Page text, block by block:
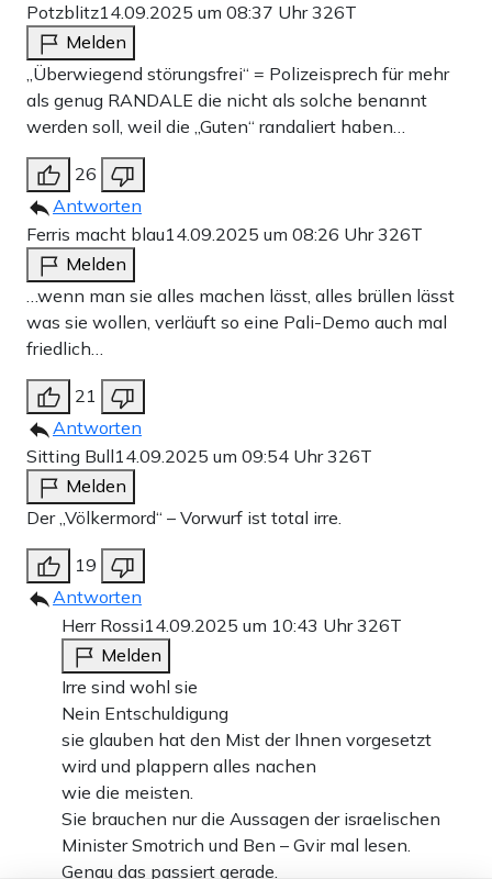
Potzblitz14.09.2025 um 08:37 Uhr326T
Melden
„Überwiegend störungsfrei“ = Polizeisprech für mehr
als genug RANDALE die nicht als solche benannt
werden soll, weil die „Guten“ randaliert haben…
26
Antworten
Ferris macht blau14.09.2025 um 08:26 Uhr326T
Melden
…wenn man sie alles machen lässt, alles brüllen lässt
was sie wollen, verläuft so eine Pali-Demo auch mal
friedlich…
21
Antworten
Sitting Bull14.09.2025 um 09:54 Uhr326T
Melden
Der „Völkermord“ – Vorwurf ist total irre.
19
Antworten
Herr Rossi14.09.2025 um 10:43 Uhr326T
Melden
Irre sind wohl sie
Nein Entschuldigung
sie glauben hat den Mist der Ihnen vorgesetzt
wird und plappern alles nachen
wie die meisten.
Sie brauchen nur die Aussagen der israelischen
Minister Smotrich und Ben – Gvir mal lesen.
Genau das passiert gerade.